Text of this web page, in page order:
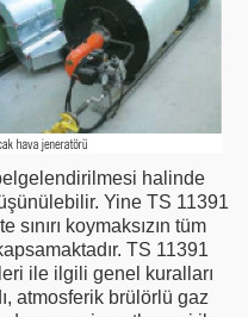
halinde
Yine TS 11391
koymaksızın tüm
TS 11391
ile ilgili genel kuralları
atmosferik brülörlü gaz